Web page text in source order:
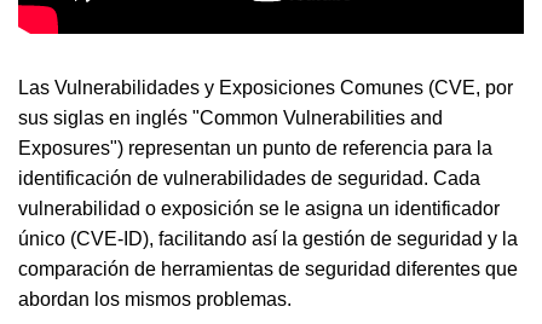
Las Vulnerabilidades y Exposiciones Comunes (CVE, por
sus siglas en inglés "Common Vulnerabilities and
Exposures") representan un punto de referencia para la
identificación de vulnerabilidades de seguridad. Cada
vulnerabilidad o exposición se le asigna un identificador
único (CVE-ID), facilitando así la gestión de seguridad y la
comparación de herramientas de seguridad diferentes que
abordan los mismos problemas.